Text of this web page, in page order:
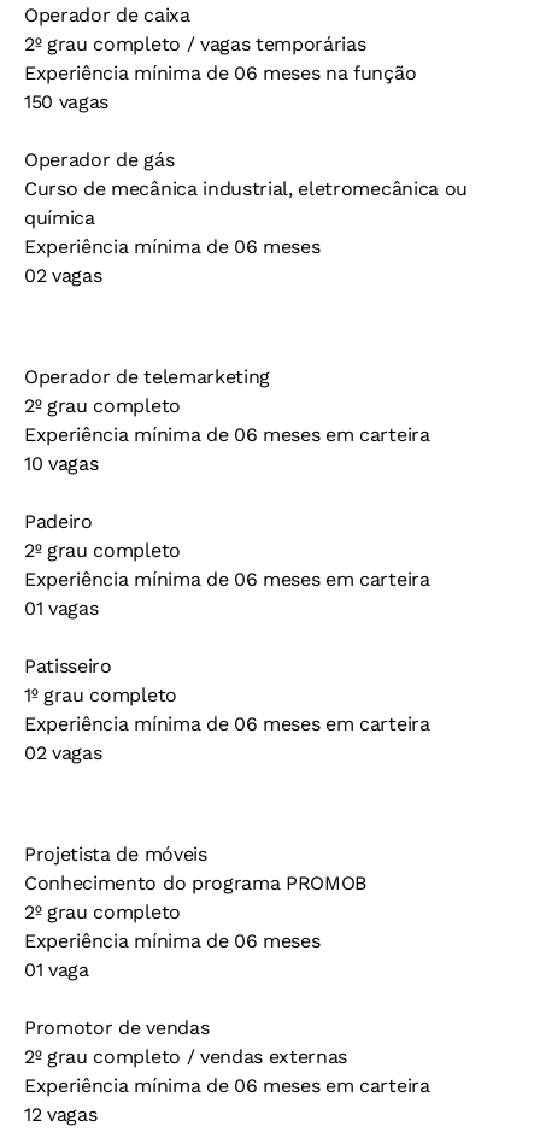
Operador de caixa
2º grau completo / vagas temporárias
Experiência mínima de 06 meses na função
150 vagas
Operador de gás
Curso de mecânica industrial, eletromecânica ou
química
Experiência mínima de 06 meses
02 vagas
Operador de telemarketing
2º grau completo
Experiência mínima de 06 meses em carteira
10 vagas
Padeiro
2º grau completo
Experiência mínima de 06 meses em carteira
01 vagas
Patisseiro
1º grau completo
Experiência mínima de 06 meses em carteira
02 vagas
Projetista de móveis
Conhecimento do programa PROMOB
2º grau completo
Experiência mínima de 06 meses
01 vaga
Promotor de vendas
2º grau completo / vendas externas
Experiência mínima de 06 meses em carteira
12 vagas